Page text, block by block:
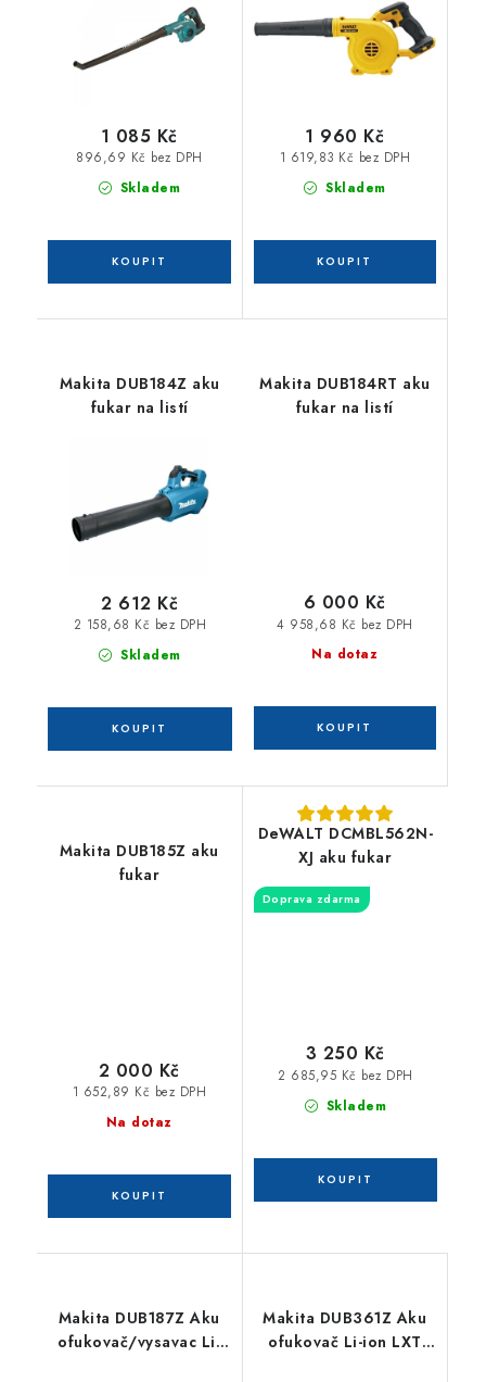
Skladem
896,69 Kč bez DPH
1 085 Kč
Skladem
1 619,83 Kč bez DPH
1 960 Kč
Makita DUB184Z aku
fukar na listí
Skladem
2 158,68 Kč bez DPH
2 612 Kč
Makita DUB184RT aku
fukar na listí
Na dotaz
4 958,68 Kč bez DPH
6 000 Kč
Makita DUB185Z aku
fukar
Na dotaz
1 652,89 Kč bez DPH
2 000 Kč
DeWALT DCMBL562N-
XJ aku fukar
Doprava zdarma
Skladem
2 685,95 Kč bez DPH
3 250 Kč
Makita DUB187Z Aku
ofukovač/vysavac Li-
Makita DUB361Z Aku
ofukovač Li-ion LXT